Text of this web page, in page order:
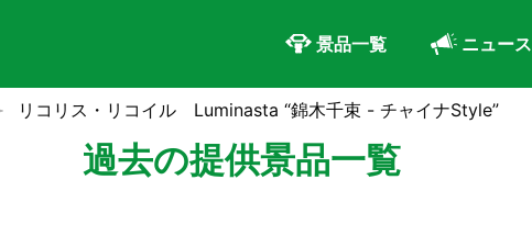
景品一覧 ニュース
リコリス・リコイル Luminasta “錦木千束 - チャイナStyle”
過去の提供景品一覧